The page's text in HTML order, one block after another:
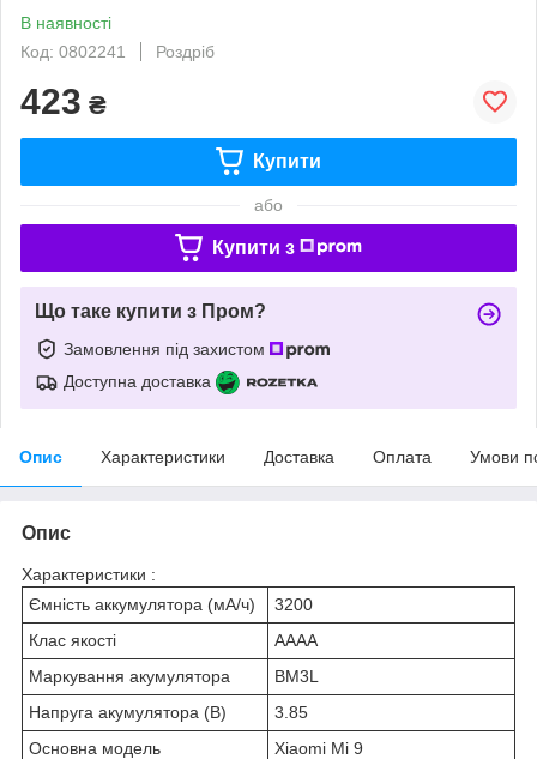
В наявності
Код: 0802241
Роздріб
423 ₴
Купити
або
Купити з
Що таке купити з Пром?
Замовлення під захистом
Доступна доставка
Опис Характеристики Доставка Оплата Умови
Опис
Характеристики :
Ємність аккумулятора (мА/ч)
3200
Клас якості
AAAA
Маркування акумулятора
BM3L
Напруга акумулятора (В)
3.85
Основна модель
Xiaomi Mi 9